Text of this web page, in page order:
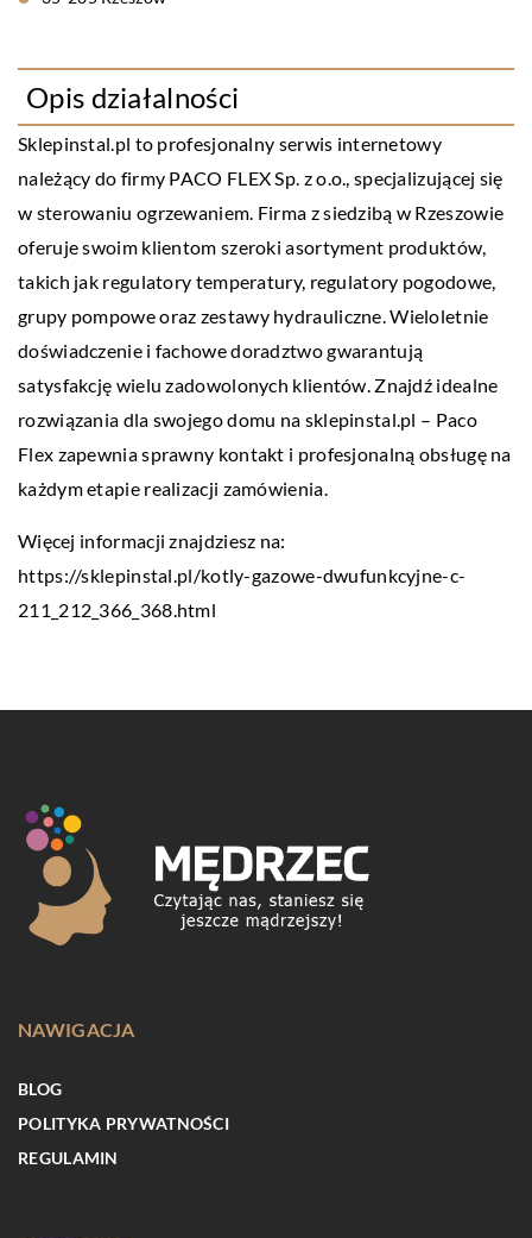
Opis działalności
Sklepinstal.pl to profesjonalny serwis internetowy
należący do firmy PACO FLEX Sp. z o.o., specjalizującej się
w sterowaniu ogrzewaniem. Firma z siedzibą w Rzeszowie
oferuje swoim klientom szeroki asortyment produktów,
takich jak regulatory temperatury, regulatory pogodowe,
grupy pompowe oraz zestawy hydrauliczne. Wieloletnie
doświadczenie i fachowe doradztwo gwarantują
satysfakcję wielu zadowolonych klientów. Znajdź idealne
rozwiązania dla swojego domu na sklepinstal.pl – Paco
Flex zapewnia sprawny kontakt i profesjonalną obsługę na
każdym etapie realizacji zamówienia.
Więcej informacji znajdziesz na:
https://sklepinstal.pl/kotly-gazowe-dwufunkcyjne-c-
211_212_366_368.html
NAWIGACJA
BLOG
POLITYKA PRYWATNOŚCI
REGULAMIN